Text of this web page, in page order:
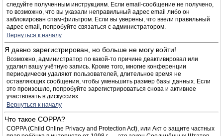
следуйте полученным инструкциям. Если email-сообщение не получено,
то возможно, что вы указали неправильный адрес email либо он
заблокирован спам-фильтром. Если вы уверены, что ввели правильный
адрес email, попробуйте связаться с администратором.
Вернуться к началу
Я давно зарегистрирован, но больше не могу войти!
Возможно, администратор по какой-то причине деактивировал или
удалил вашу учётную запись. Кроме того, многие конференции
периодически удаляют пользователей, длительное время не
оставляющих сообщения, чтобы уменьшить размер базы данных. Если
это произошло, попробуйте зарегистрироваться снова и активнее
участвовать в дискуссиях.
Вернуться к началу
Что такое COPPA?
COPPA (Child Online Privacy and Protection Act), или Акт о защите частных